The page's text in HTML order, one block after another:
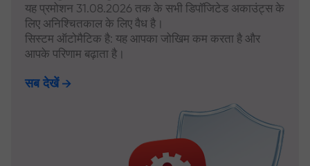
यह प्रमोशन 31.08.2026 तक के सभी डिपॉजिटेड अकाउंट्स के
लिए अनिश्चितकाल के लिए वैध है।
सिस्टम ऑटोमैटिक है: यह आपका जोखिम कम करता है और
आपके परिणाम बढ़ाता है।
सब देखें